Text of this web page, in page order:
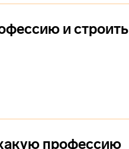
и строить
профессию